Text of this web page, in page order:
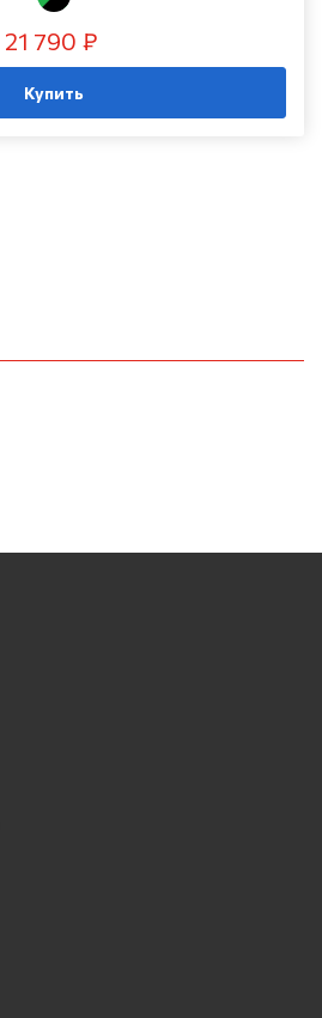
21 790 ₽
Купить